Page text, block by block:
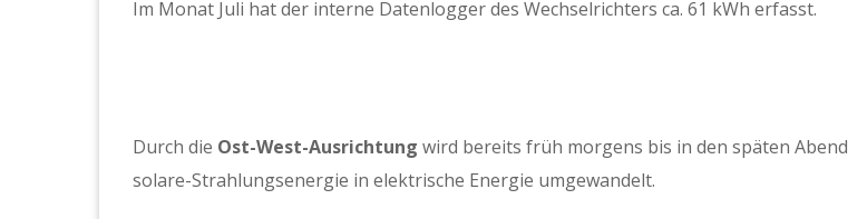
Im Monat Juli hat der interne Datenlogger des Wechselrichters ca. 61 kWh erfasst.
Durch die Ost-West-Ausrichtung wird bereits früh morgens bis in den späten Abend
solare-Strahlungsenergie in elektrische Energie umgewandelt.